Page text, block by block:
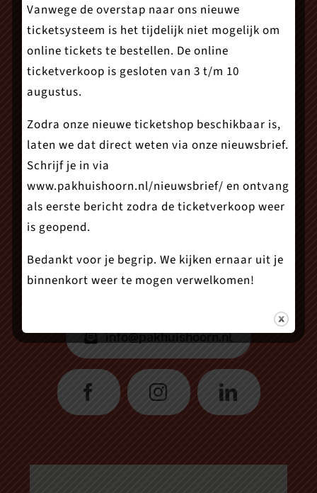
Theater Het Pakhuis
0229 – 24 72 02
info@pakhuishoorn.nl
Vanwege de overstap naar ons nieuwe
ticketsysteem is het tijdelijk niet mogelijk om
online tickets te bestellen. De online
ticketverkoop is gesloten van 3 t/m 10
augustus.
Zodra onze nieuwe ticketshop beschikbaar is,
laten we dat direct weten via onze nieuwsbrief.
Schrijf je in via
www.pakhuishoorn.nl/nieuwsbrief/ en ontvang
als eerste bericht zodra de ticketverkoop weer
is geopend.
Bedankt voor je begrip. We kijken ernaar uit je
binnenkort weer te mogen verwelkomen!